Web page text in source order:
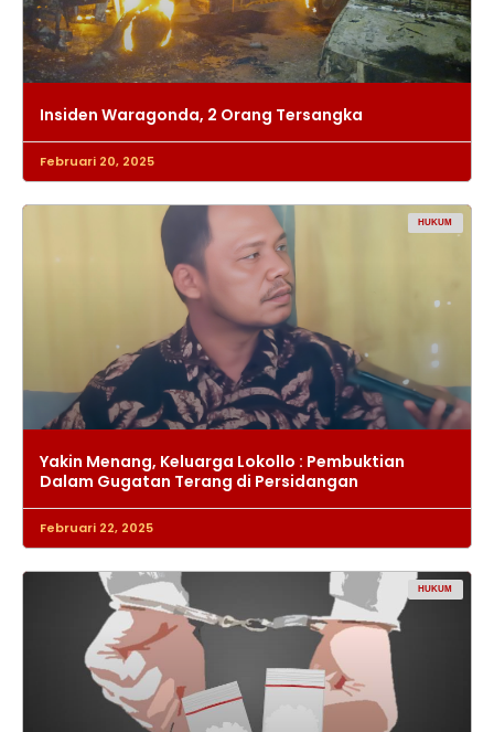
Insiden Waragonda, 2 Orang Tersangka
Februari 20, 2025
HUKUM
Yakin Menang, Keluarga Lokollo : Pembuktian
Dalam Gugatan Terang di Persidangan
Februari 22, 2025
HUKUM